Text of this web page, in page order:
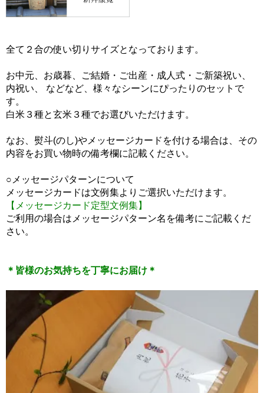
全て２合の使い切りサイズとなっております。
お中元、お歳暮、ご結婚・ご出産・成人式・ご新築祝い、
内祝い、 などなど、様々なシーンにぴったりのセットで
す。
白米３種と玄米３種でお選びいただけます。
なお、熨斗(のし)やメッセージカードを付ける場合は、その
内容をお買い物時の備考欄に記載ください。
○メッセージパターンについて
メッセージカードは文例集よりご選択いただけます。
【メッセージカード定型文例集】
ご利用の場合はメッセージパターン名を備考にご記載くだ
さい。
＊皆様のお気持ちを丁寧にお届け＊